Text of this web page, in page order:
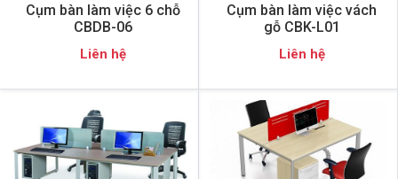
Cụm bàn làm việc 6 chỗ
CBDB-06
Liên hệ
Cụm bàn làm việc vách
gỗ CBK-L01
Liên hệ